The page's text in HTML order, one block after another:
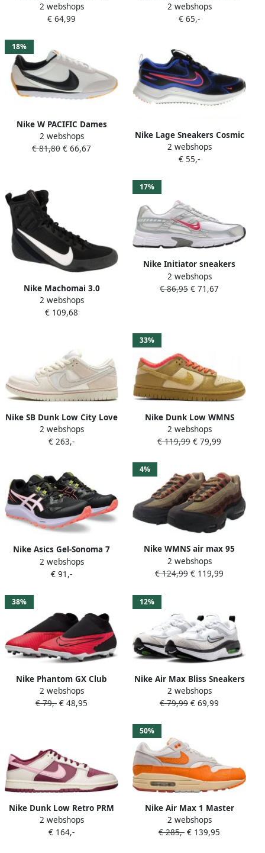
Sneakers Platinum Tint
White-Teal
2 webshops
€ 64,99
vision lo nn
2 webshops
€ 65,-
18%
Nike W PACIFIC Dames
Sneakers Wit HM4771
2 webshops
€ 81,80 € 66,67
Nike Lage Sneakers Cosmic
Runner
2 webshops
€ 55,-
Nike Machomai 3.0
Boksschoenen Zwart Wit
(Beschikbaar in
2 webshops
€ 109,68
17%
Nike Initiator sneakers
dames wit
2 webshops
€ 86,95 € 71,67
Nike SB Dunk Low City Love
Light Bone
2 webshops
€ 263,-
33%
Nike Dunk Low WMNS
(Bronzine)
2 webshops
€ 119,99 € 79,99
Nike Asics Gel-Sonoma 7
Sportschoen Vrouwen
Zwart Paars
2 webshops
€ 91,-
4%
Nike WMNS air max 95
brown basalt university red
2 webshops
€ 124,99 € 119,99
38%
Nike Phantom GX Club
Sportschoenen nen
2 webshops
€ 79,- € 48,95
12%
Nike Air Max Bliss Sneakers
Vrouwen
2 webshops
€ 79,99 € 69,99
Nike Dunk Low Retro PRM
Valentine's Day (2023)
DR9705-100 Kleur als op
2 webshops
€ 164,-
50%
Nike Air Max 1 Master
Magma Orange DZ4709-001
Kleur als op foto Schoenen
2 webshops
€ 285,- € 139,95